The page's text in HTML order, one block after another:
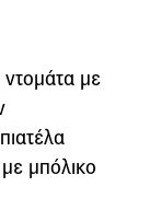
με
με μπόλικο